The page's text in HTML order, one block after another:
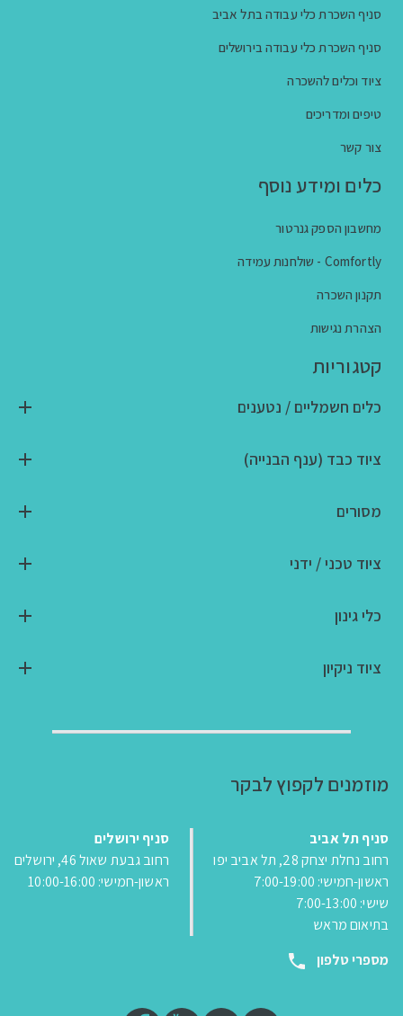
סניף השכרת כלי עבודה בתל אביב
סניף השכרת כלי עבודה בירושלים
ציוד וכלים להשכרה
טיפים ומדריכים
צור קשר
כלים ומידע נוסף
מחשבון הספק גנרטור
Comfortly - שולחנות עמידה
תקנון השכרה
הצהרת נגישות
קטגוריות
כלים חשמליים / נטענים
ציוד כבד (ענף הבנייה)
מסורים
ציוד טכני / ידני
כלי גינון
ציוד ניקיון
מוזמנים לקפוץ לבקר
סניף תל אביב
רחוב נחלת יצחק 28, תל אביב יפו
ראשון-חמישי: 7:00-19:00
שישי: 7:00-13:00
בתיאום מראש
סניף ירושלים
רחוב גבעת שאול 46, ירושלים
ראשון-חמישי: 10:00-16:00
מספרי טלפון